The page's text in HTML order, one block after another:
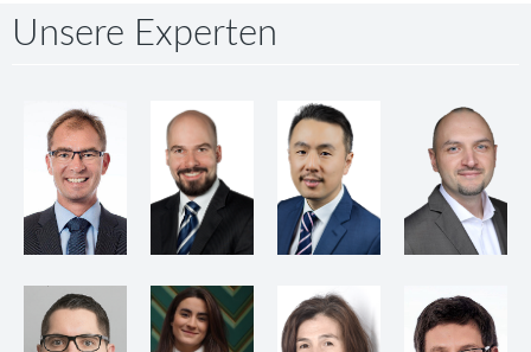
Unsere Experten